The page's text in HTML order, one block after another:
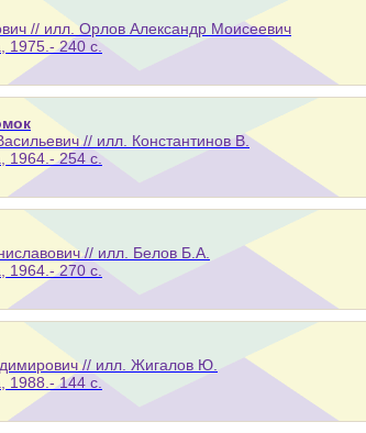
// илл. Орлов Александр Моисеевич
1975.- 240 с.
// илл. Константинов В.
1964.- 254 с.
// илл. Белов Б.А.
1964.- 270 с.
// илл. Жигалов Ю.
1988.- 144 с.